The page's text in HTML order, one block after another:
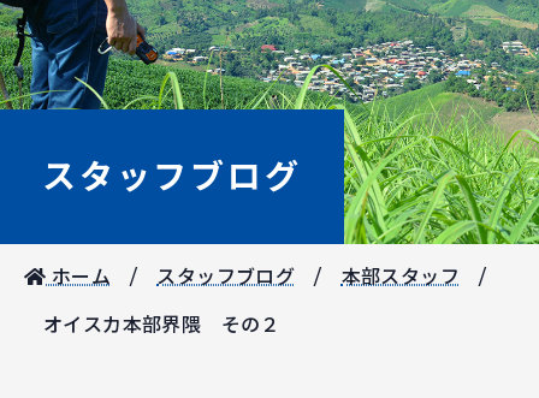
スタッフブログ
ホーム スタッフブログ 本部スタッフ
オイスカ本部界隈 その２